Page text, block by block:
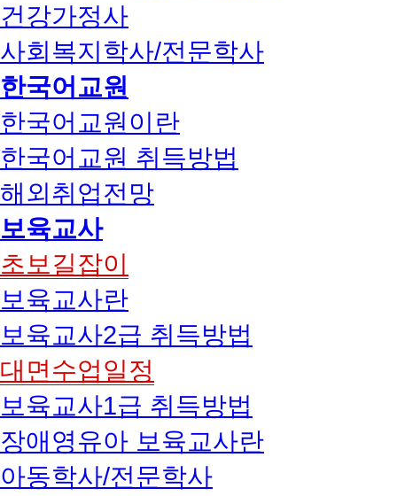
건강가정사
사회복지학사/전문학사
한국어교원
한국어교원이란
한국어교원 취득방법
해외취업전망
보육교사
초보길잡이
보육교사란
보육교사2급 취득방법
대면수업일정
보육교사1급 취득방법
장애영유아 보육교사란
아동학사/전문학사